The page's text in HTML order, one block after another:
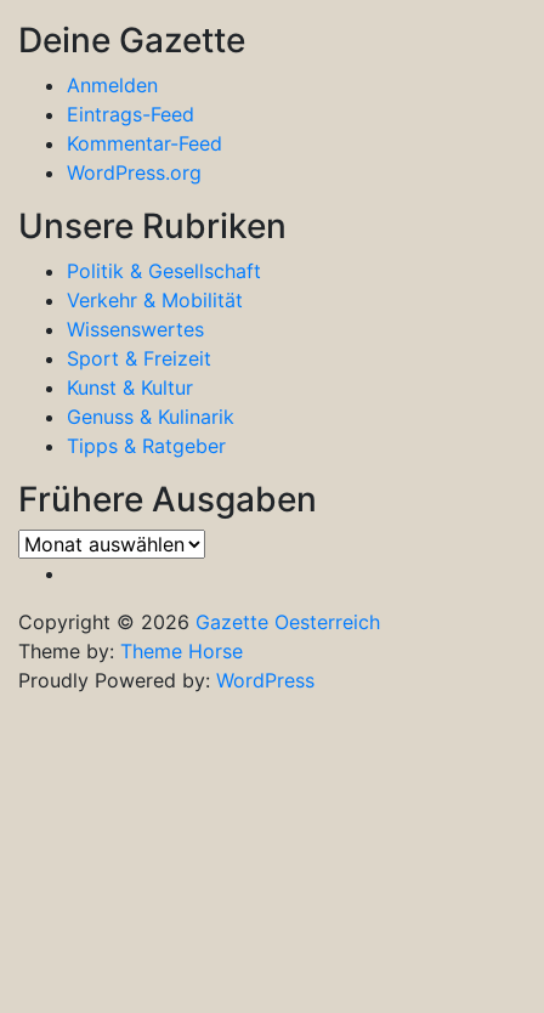
Deine Gazette
Anmelden
Eintrags-Feed
Kommentar-Feed
WordPress.org
Unsere Rubriken
Politik & Gesellschaft
Verkehr & Mobilität
Wissenswertes
Sport & Freizeit
Kunst & Kultur
Genuss & Kulinarik
Tipps & Ratgeber
Frühere Ausgaben
Frühere
Ausgaben
Copyright © 2026 Gazette Oesterreich
Theme by: Theme Horse
Proudly Powered by: WordPress